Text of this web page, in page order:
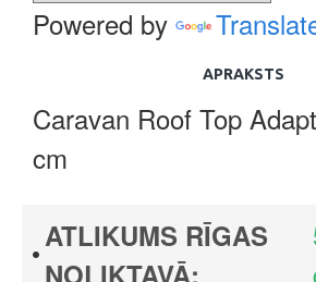
Powered by
APRAKSTS
Caravan Roof Top
cm
ATLIKUMS RĪGAS
NOLIKTAVĀ: